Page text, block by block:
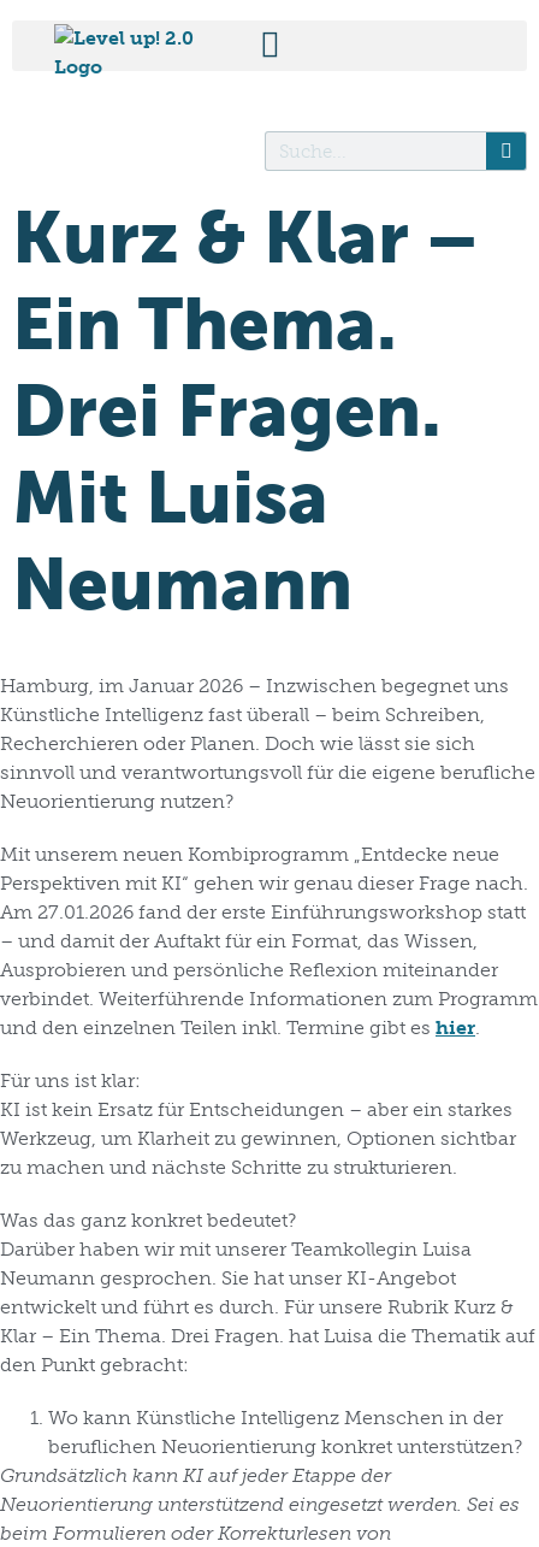
Kurz & Klar –
Ein Thema.
Drei Fragen.
Mit Luisa
Neumann
Hamburg, im Januar 2026 – Inzwischen begegnet uns
Künstliche Intelligenz fast überall – beim Schreiben,
Recherchieren oder Planen. Doch wie lässt sie sich
sinnvoll und verantwortungsvoll für die eigene berufliche
Neuorientierung nutzen?
Mit unserem neuen Kombiprogramm „Entdecke neue
Perspektiven mit KI“ gehen wir genau dieser Frage nach.
Am 27.01.2026 fand der erste Einführungsworkshop statt
– und damit der Auftakt für ein Format, das Wissen,
Ausprobieren und persönliche Reflexion miteinander
verbindet. Weiterführende Informationen zum Programm
und den einzelnen Teilen inkl. Termine gibt es hier.
Für uns ist klar:
KI ist kein Ersatz für Entscheidungen – aber ein starkes
Werkzeug, um Klarheit zu gewinnen, Optionen sichtbar
zu machen und nächste Schritte zu strukturieren.
Was das ganz konkret bedeutet?
Darüber haben wir mit unserer Teamkollegin Luisa
Neumann gesprochen. Sie hat unser KI-Angebot
entwickelt und führt es durch. Für unsere Rubrik Kurz &
Klar – Ein Thema. Drei Fragen. hat Luisa die Thematik auf
den Punkt gebracht:
Wo kann Künstliche Intelligenz Menschen in der
beruflichen Neuorientierung konkret unterstützen?
Grundsätzlich kann KI auf jeder Etappe der
Neuorientierung unterstützend eingesetzt werden. Sei es
beim Formulieren oder Korrekturlesen von